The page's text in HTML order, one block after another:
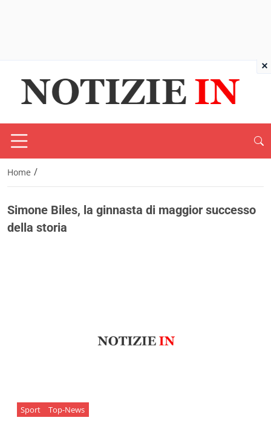
Home /
Simone Biles, la ginnasta di maggior successo
della storia
Sport Top-News
×